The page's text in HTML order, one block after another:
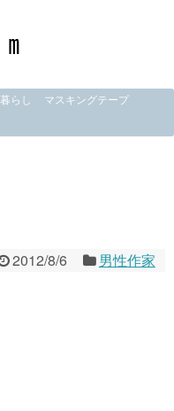
暮らし
マスキングテープ
2012/8/6 男性作家